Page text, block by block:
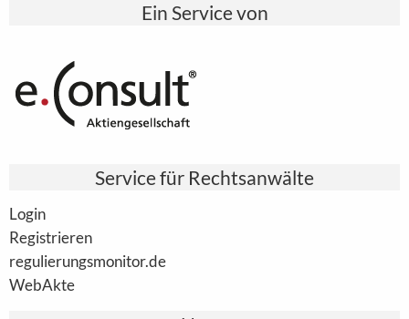
Ein Service von
Service für Rechtsanwälte
Login
Registrieren
regulierungsmonitor.de
WebAkte